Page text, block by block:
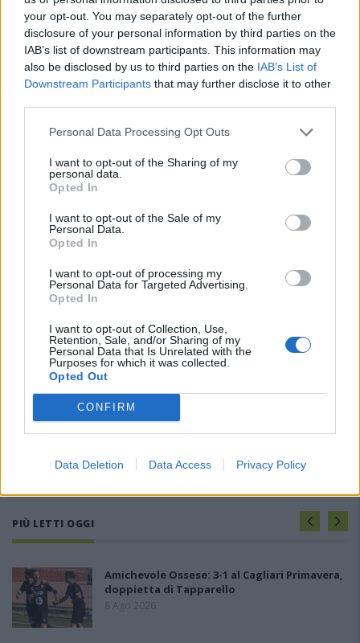
your opt-out. You may separately opt-out of the further
disclosure of your personal information by third parties on the
IAB’s list of downstream participants. This information may
also be disclosed by us to third parties on the IAB’s List of
Downstream Participants that may further disclose it to other
Personal Data Processing Opt Outs
I want to opt-out of the Sharing of my
personal data.
Opted In
I want to opt-out of the Sale of my
Personal Data.
Opted In
I want to opt-out of processing my
Personal Data for Targeted Advertising.
Opted In
I want to opt-out of Collection, Use,
Retention, Sale, and/or Sharing of my
Personal Data that Is Unrelated with the
Purposes for which it was collected.
Opted Out
CONFIRM
Data Deletion Data Access Privacy Policy
PIÙ LETTI OGGI
Amichevole Ossese: 3-1 al Cagliari Primavera,
doppietta di Tapparello
8 Ago 2026